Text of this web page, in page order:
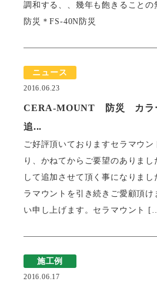
調和する、、幾年も飽きること
防災＊FS-40N防災
ニュース
2016.06.23
CERA-MOUNT 防災 カラ
追...
ご好評頂いておりますセラマウン
り、かねてからご要望のありまし
して追加させて頂く事になりま
ラマウントを引き続きご愛顧頂け
い申し上げます。セラマウント
施工例
2016.06.17